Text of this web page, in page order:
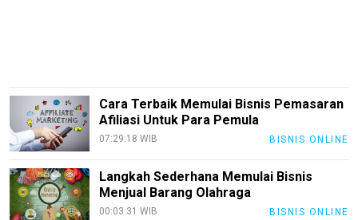
Cara Terbaik Memulai Bisnis Pemasaran
Afiliasi Untuk Para Pemula
07:29:18 WIB BISNIS ONLINE
Langkah Sederhana Memulai Bisnis
Menjual Barang Olahraga
00:03:31 WIB BISNIS ONLINE
Finance
Entertain
Edukasi
InfoTerbaru